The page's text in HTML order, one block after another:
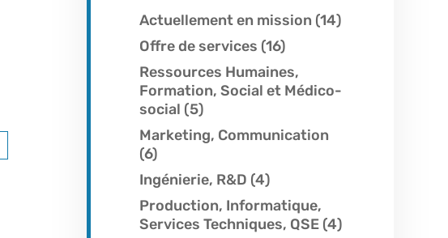
Actuellement en mission (14)
Offre de services (16)
Ressources Humaines,
Formation, Social et Médico-
social (5)
Marketing, Communication
(6)
Ingénierie, R&D (4)
Production, Informatique,
Services Techniques, QSE (4)